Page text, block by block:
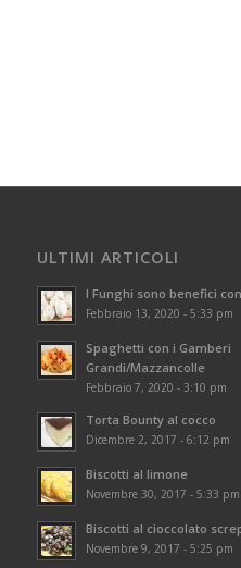
ULTIMI ARTICOLI
I Funghi sono benefici
Febbraio 13, 2020 - 5:33 pm
Spaghetti con i Gamberi
Grandi/Mazzancolle
Febbraio 7, 2020 - 3:10 pm
Torta Bounty al cocco
Dicembre 2, 2017 - 6:12 pm
Biscotti al limone
Novembre 30, 2017 - 5:33 pm
Biscotti al cioccolato
Novembre 9, 2017 - 5:25 pm